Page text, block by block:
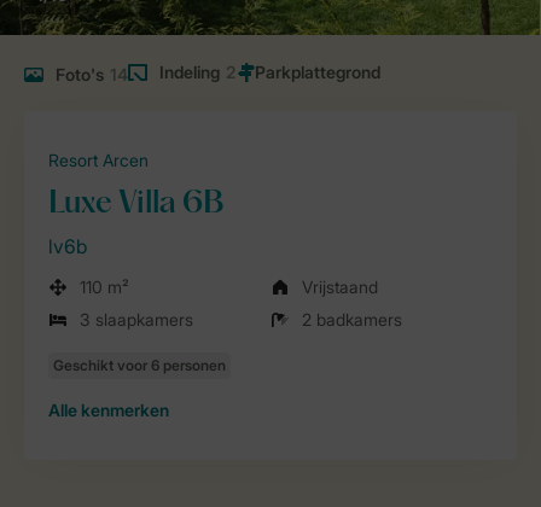
Foto's 14 Indeling 2
Resort Arcen
Luxe Villa 6B
lv6b
110 m²
Vrijstaand
3 slaapkamers
2 badkamers
Alle kenmerken